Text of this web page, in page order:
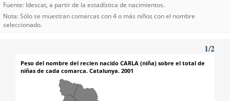
Fuente: Idescat, a partir de la estadística de nacimientos.
Nota: Sólo se muestran comarcas con 4 o más niños con el nombre
seleccionado.